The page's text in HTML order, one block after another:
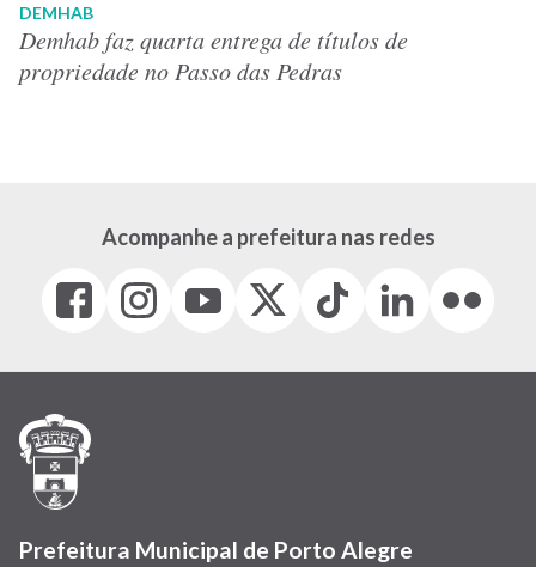
DEMHAB
Demhab faz quarta entrega de títulos de
propriedade no Passo das Pedras
Acompanhe a prefeitura nas redes
Facebook
(link
em
janela)
Instagram
(link
em
(link
em
(Antigo
(link
Tiktok
(link
em
LinkedIn
(link
em
(link
em
Prefeitura Municipal de Porto Alegre